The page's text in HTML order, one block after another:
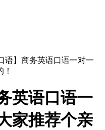
语】商务英语口语一对一
英语口语一
家推荐个亲